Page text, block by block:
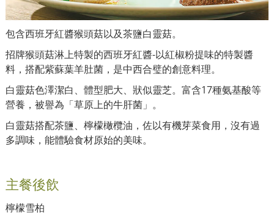
包含西班牙紅醬猴頭菇以及茶鹽白靈菇。
招牌猴頭菇淋上特製的西班牙紅醬-以紅椒粉提味的特製醬
料，搭配紫蘇葉羊肚菌，是中西合璧的創意料理。
白靈菇色澤潔白、體型肥大、狀似靈芝。富含17種氨基酸等
營養，被譽為「草原上的牛肝菌」。
白靈菇搭配茶鹽、檸檬橄欖油，佐以有機芽菜食用，沒有過
多調味，能體驗食材原始的美味。
主餐後飲
檸檬雪柏